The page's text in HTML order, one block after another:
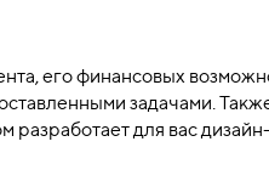
его финансовых
задачами.
разработает для вас дизайн-